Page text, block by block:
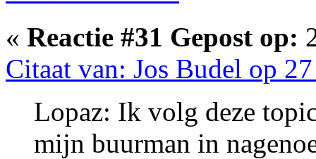
« Reactie #31 Gepost op:
Citaat van: Jos Budel op
Lopaz: Ik volg deze
mijn buurman in